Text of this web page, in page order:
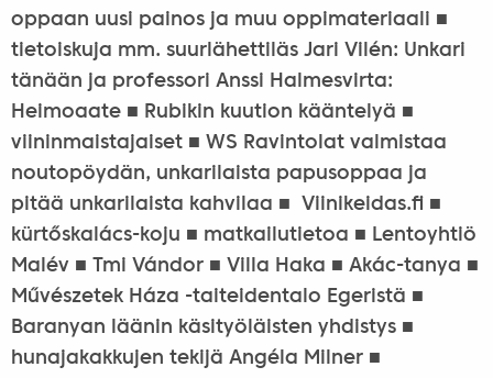
oppaan uusi painos ja muu oppimateriaali ■
tietoiskuja mm. suurlähettiläs Jari Vilén: Unkari
tänään ja professori Anssi Halmesvirta:
Heimoaate ■ Rubikin kuution kääntelyä ■
viininmaistajaiset ■ WS Ravintolat valmistaa
noutopöydän, unkarilaista papusoppaa ja
pitää unkarilaista kahvilaa ■ Viinikeidas.fi ■
kürtőskalács-koju ■ matkailutietoa ■ Lentoyhtiö
Malév ■ Tmi Vándor ■ Villa Haka ■ Akác-tanya ■
Művészetek Háza -taiteidentalo Egeristä ■
Baranyan läänin käsityöläisten yhdistys ■
hunajakakkujen tekijä Angéla Milner ■